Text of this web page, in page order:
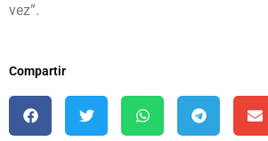
vez”.
Compartir